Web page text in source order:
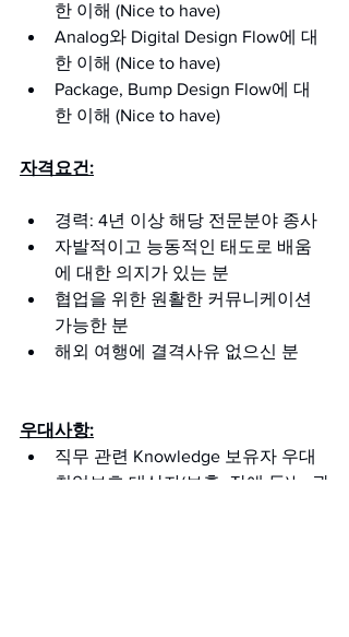
한 이해 (Nice to have)
Analog와 Digital Design Flow에 대
한 이해 (Nice to have)
Package, Bump Design Flow에 대
한 이해 (Nice to have)
자격요건:
경력: 4년 이상 해당 전문분야 종사
자발적이고 능동적인 태도로 배움
에 대한 의지가 있는 분
협업을 위한 원활한 커뮤니케이션
가능한 분
해외 여행에 결격사유 없으신 분
우대사항:
직무 관련 Knowledge 보유자 우대
취업보호 대상자(보훈, 장애 등)는 관